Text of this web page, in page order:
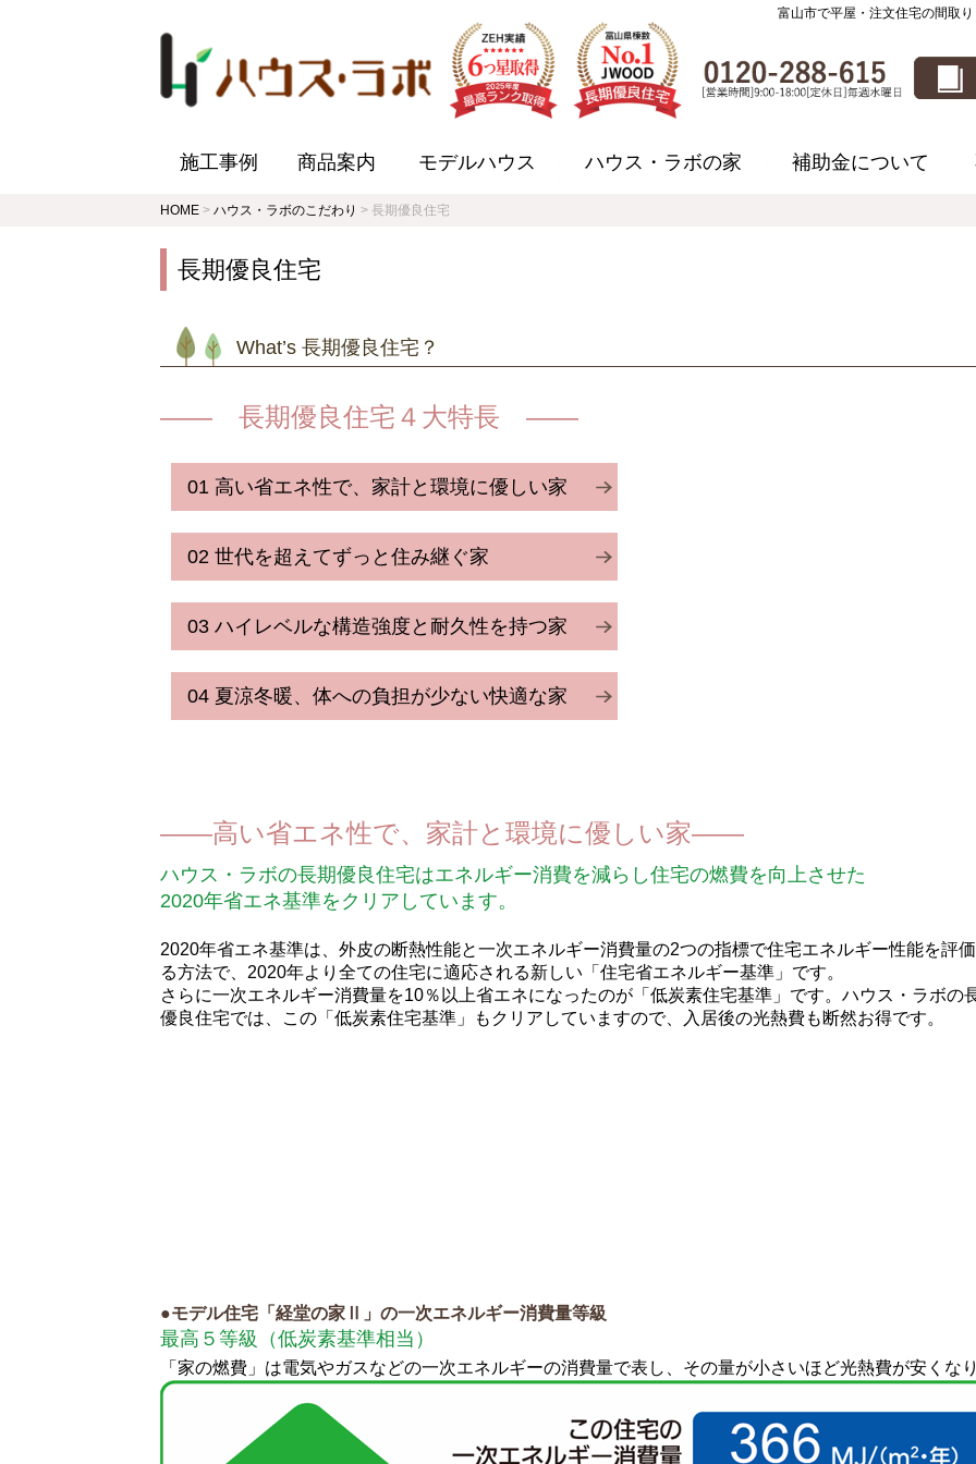
富山市で平屋・注文住宅の間取
施工事例 商品案内 モデルハウス ハウス・ラボの家 補助金について
HOME > ハウス・ラボのこだわり > 長期優良住宅
長期優良住宅
What’s 長期優良住宅？
長期優良住宅４大特長
01 高い省エネ性で、家計と環境に優しい家
02 世代を超えてずっと住み継ぐ家
03 ハイレベルな構造強度と耐久性を持つ家
04 夏涼冬暖、体への負担が少ない快適な家
高い省エネ性で、家計と環境に優しい家
ハウス・ラボの長期優良住宅はエネルギー消費を減らし住宅の燃費を向上させた
2020年省エネ基準をクリアしています。
2020年省エネ基準は、外皮の断熱性能と一次エネルギー消費量の2つの指標で住宅エネルギー性能を評
る方法で、2020年より全ての住宅に適応される新しい「住宅省エネルギー基準」です。
さらに一次エネルギー消費量を10％以上省エネになったのが「低炭素住宅基準」です。ハウス・ラボの
優良住宅では、この「低炭素住宅基準」もクリアしていますので、入居後の光熱費も断然お得です。
●モデル住宅「経堂の家Ⅱ」の一次エネルギー消費量等級
最高５等級（低炭素基準相当）
「家の燃費」は電気やガスなどの一次エネルギーの消費量で表し、その量が小さいほど光熱費が安くな